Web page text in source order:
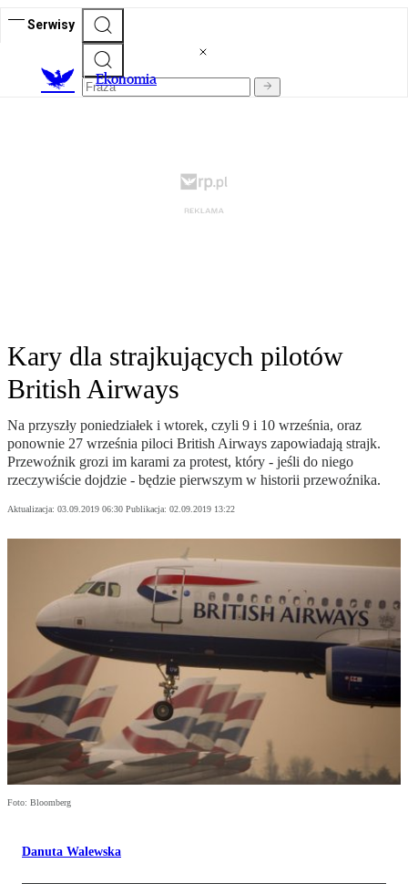
Serwisy
Ekonomia
Kary dla strajkujących pilotów
British Airways
Na przyszły poniedziałek i wtorek, czyli 9 i 10 września, oraz
ponownie 27 września piloci British Airways zapowiadają strajk.
Przewoźnik grozi im karami za protest, który - jeśli do niego
rzeczywiście dojdzie - będzie pierwszym w historii przewoźnika.
Aktualizacja: 03.09.2019 06:30 Publikacja: 02.09.2019 13:22
Foto: Bloomberg
Danuta Walewska